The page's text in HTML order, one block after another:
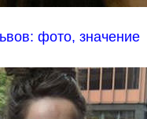
фото, значение